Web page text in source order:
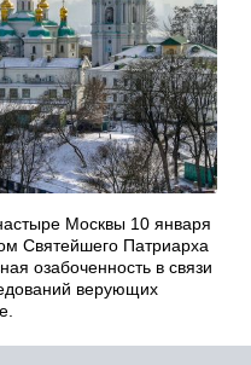
Москвы 10 января
Святейшего Патриарха
озабоченность в связи
верующих